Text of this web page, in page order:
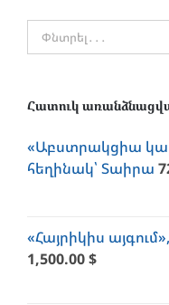
Հատուկ
«Աբստրակցիա
հեղինակ՝ Տաիրա
«Հայրիկիս
1,500.00$